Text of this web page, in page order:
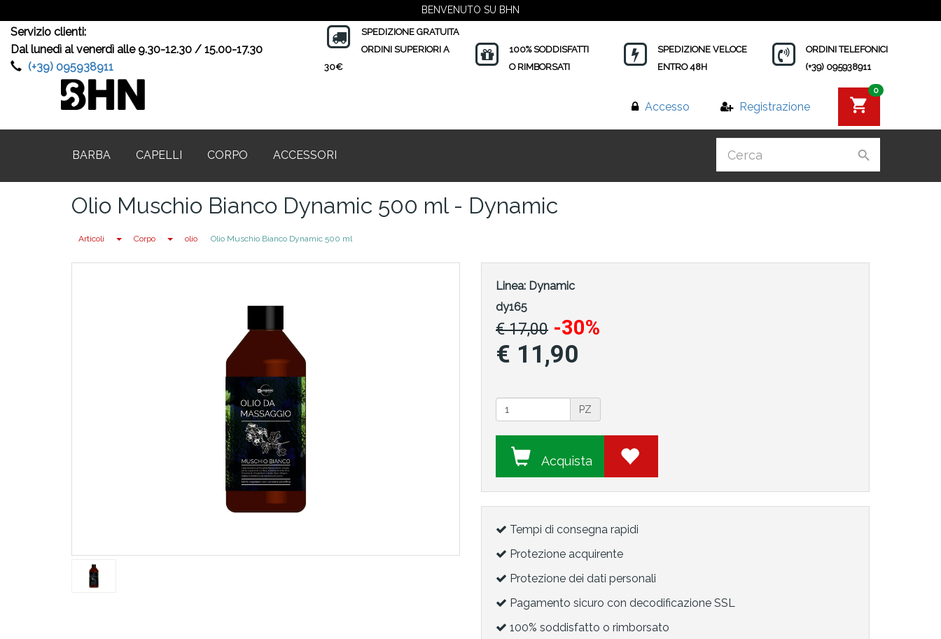
BENVENUTO SU BHN
Servizio clienti:
Dal lunedì al venerdì alle 9.30-12.30 / 15.00-17.30
(+39) 095938911
SPEDIZIONE GRATUITA
ORDINI SUPERIORI A
30€
100% SODDISFATTI
O RIMBORSATI
SPEDIZIONE VELOCE
ENTRO 48H
ORDINI TELEFONICI
(+39) 095938911
0
Accesso Registrazione
BARBA CAPELLI CORPO ACCESSORI
Olio Muschio Bianco Dynamic 500 ml - Dynamic
Articoli Toggle Dropdown
Corpo Toggle Dropdown
olio Olio Muschio Bianco Dynamic 500 ml
Linea: Dynamic
dy165
€ 17,00 -30%
€ 11,90
PZ
Acquista
Tempi di consegna rapidi
Protezione acquirente
Protezione dei dati personali
Pagamento sicuro con decodificazione SSL
100% soddisfatto o rimborsato